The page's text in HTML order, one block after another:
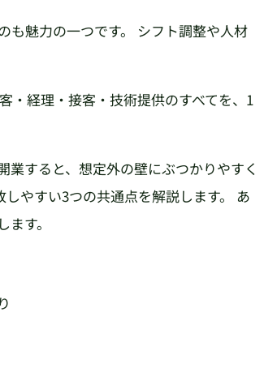
も魅力の一つです。 シフト調整や人材
・経理・接客・技術提供のすべてを、1
業すると、想定外の壁にぶつかりやすく
やすい3つの共通点を解説します。 あ
す。